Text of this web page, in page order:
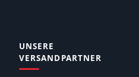
UNSERE
VERSANDPARTNER